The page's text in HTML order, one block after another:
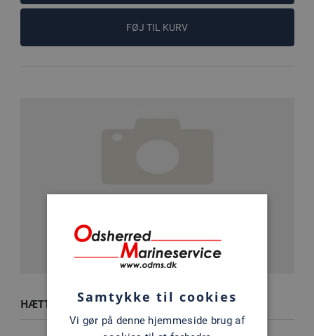
FØJ TIL KURV
HÆTTE Samtykke til cookies
Vi gør på denne hjemmeside brug af